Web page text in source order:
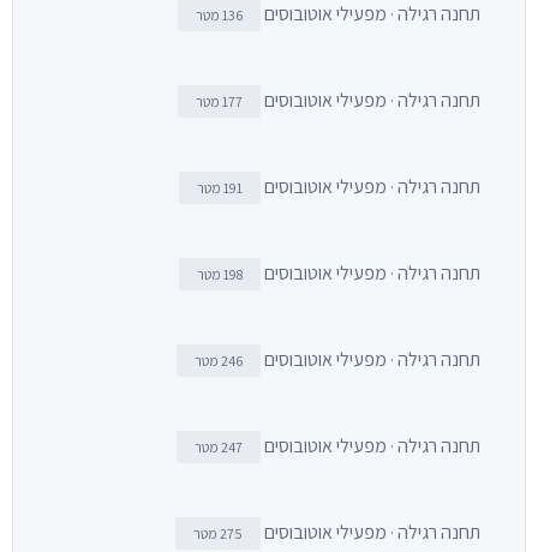
תחנה רגילה · מפעילי אוטובוסים 136 מטר
תחנה רגילה · מפעילי אוטובוסים 177 מטר
תחנה רגילה · מפעילי אוטובוסים 191 מטר
תחנה רגילה · מפעילי אוטובוסים 198 מטר
תחנה רגילה · מפעילי אוטובוסים 246 מטר
תחנה רגילה · מפעילי אוטובוסים 247 מטר
תחנה רגילה · מפעילי אוטובוסים 275 מטר